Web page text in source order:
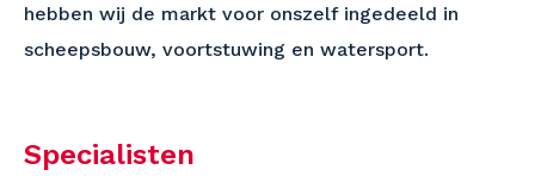
hebben wij de markt voor onszelf ingedeeld in
scheepsbouw, voortstuwing en watersport.
Specialisten